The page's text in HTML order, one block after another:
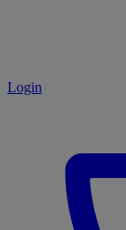
Login